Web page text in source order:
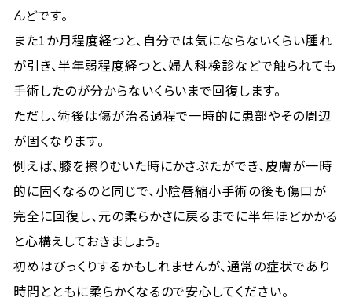
んどです。
また1か月程度経つと、自分では気にならないくらい腫れ
が引き、半年弱程度経つと、婦人科検診などで触られても
手術したのが分からないくらいまで回復します。
ただし、術後は傷が治る過程で一時的に患部やその周辺
が固くなります。
例えば、膝を擦りむいた時にかさぶたができ、皮膚が一時
的に固くなるのと同じで、小陰唇縮小手術の後も傷口が
完全に回復し、元の柔らかさに戻るまでに半年ほどかかる
と心構えしておきましょう。
初めはびっくりするかもしれませんが、通常の症状であり
時間とともに柔らかくなるので安心してください。